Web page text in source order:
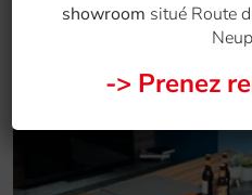
showroom situé Route
-> Prenez